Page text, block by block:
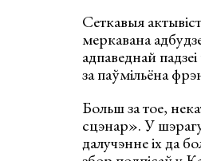
Сеткавыя
меркавана
адпаведнай
за паўмільёна
Больш за тое,
сцэнар». У
далучэнне іх да